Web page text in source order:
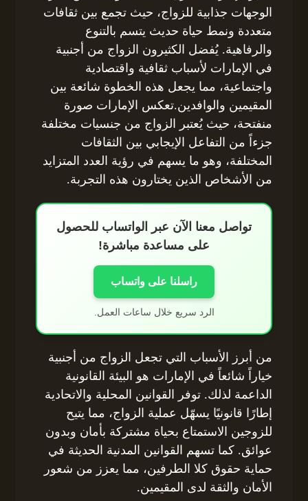
الوجهات جذابية للزواج، حيث تجمع بين ثقافات
متعددة ونمط حياة حديث يتسم بالتنوع
والرفاهية. يُفضل الكثيرون الزواج من أجنبية
في الإمارات لأسباب ثقافية واقتصادية
واجتماعية، مما يجعل هذه الخطوة شائعة بين
المقيمين والوافدين.تعكس الإمارات صورة
منفتحة، حيث يُعتبر الزواج من جنسيات مختلفة
جزءاً من التفاعل الإيجابي بين الثقافات
المختلفة، وهو ما يسهم في رؤية العدد المتزايد
من الأشخاص الذين يختارون هذه التجربة.
تواصل معنا الآن عبر الواتساب للحصول
على مساعدة مباشرة!
راسلنا على واتساب
الرد سريع خلال ساعات العمل.
من أبرز الأسباب التي تجعل الزواج من أجنبية
خياراً شائعاً في الإمارات هو البيئة القانونية
الداعمة لذلك. توفر القوانين المحلية والاتحادية
إطارًا قانونيًا يسهّل عملية الزواج، مما يتيح
للزوجين الاستمتاع بحياة مشتركة بأمان وبدون
عوائق. كما تسهم القوانين المدنية الحديثة في
حماية حقوق كلا الطرفين، مما يعزز من شعور
الأمان والثقة لدى المقيمين.